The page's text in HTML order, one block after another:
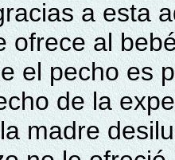
a esta
ofrece al
el pecho es
de la
madre